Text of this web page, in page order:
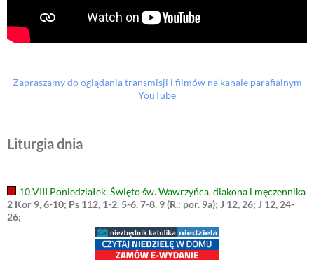
Zapraszamy do oglądania transmisji i filmów na kanale parafialnym
YouTube
Liturgia dnia
10 VIII Poniedziałek. Święto św. Wawrzyńca, diakona i męczennika
2 Kor 9, 6-10; Ps 112, 1-2. 5-6. 7-8. 9 (R.: por. 9a); J 12, 26; J 12, 24-
26;